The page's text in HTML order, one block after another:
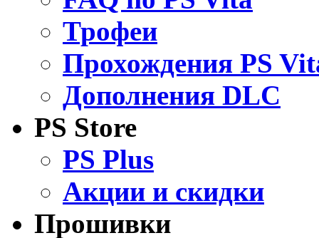
Трофеи
Прохождения PS
Дополнения DLC
PS Store
PS Plus
Акции и скидки
Прошивки